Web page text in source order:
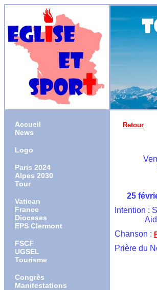
Accueil
News
Logo
Paris 2024
Alpes 2030
Tour
Vatican
France
Dioceses
EPS Clermont
FSCF
UGSEL
Tourisme
Congrès
Manifestations
Retour
25
Intention
  Chanson :
Prière du